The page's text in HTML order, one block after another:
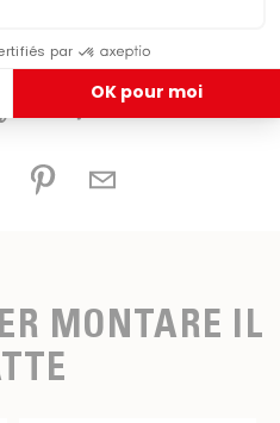
prodotto
MONTARE IL